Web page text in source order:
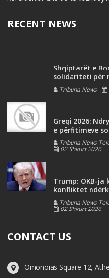
RECENT NEWS
Shqiptarët e
solidariteti për
Tribuna News
Greqi 2026:
e përfitimeve
Tribuna News
02 Shkurt 2026
Trump: OKB-ja
konfliktet
Tribuna News
02 Shkurt 2026
CONTACT US
Omonoias Square 12,